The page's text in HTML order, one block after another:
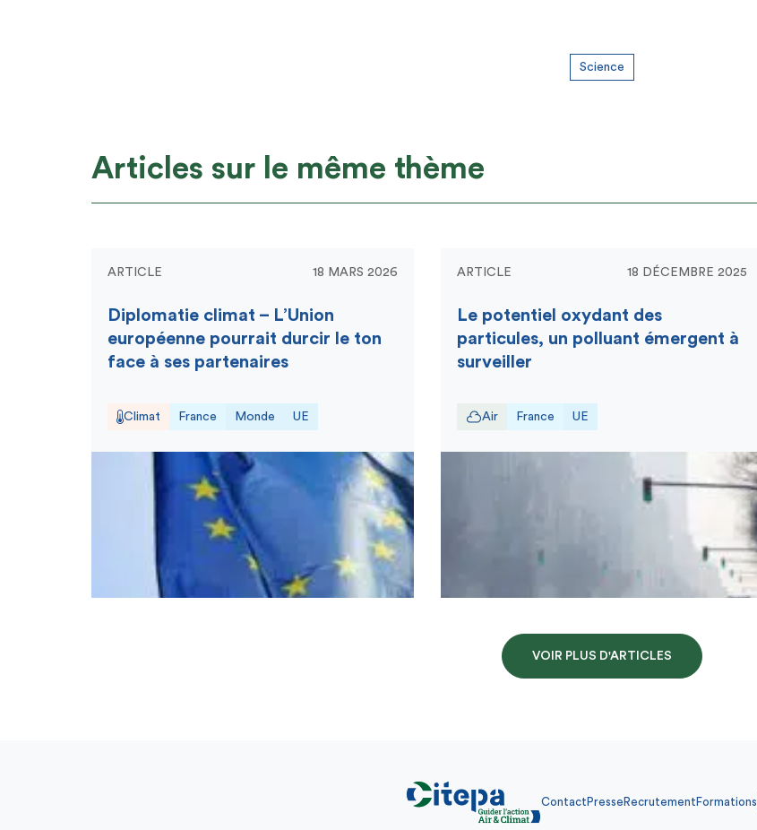
Science
Articles sur le même thème
ARTICLE 18 MARS 2026
Diplomatie climat – L’Union
européenne pourrait durcir le ton
face à ses partenaires
Climat France Monde UE
ARTICLE 18 DÉCEMBRE 2025
Le potentiel oxydant des
particules, un polluant émergent à
surveiller
Air France UE
VOIR PLUS D'ARTICLES
Contact Presse Recrutement Formations